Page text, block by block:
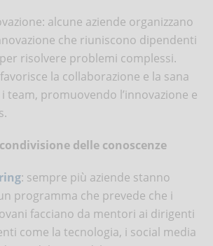
alcune aziende organizzano
che riuniscono dipendenti
risolvere problemi complessi.
la collaborazione e la sana
team, promuovendo l’innovazione e
delle conoscenze
: sempre più aziende stanno
programma che prevede che i
facciano da mentori ai dirigenti
come la tecnologia, i social media